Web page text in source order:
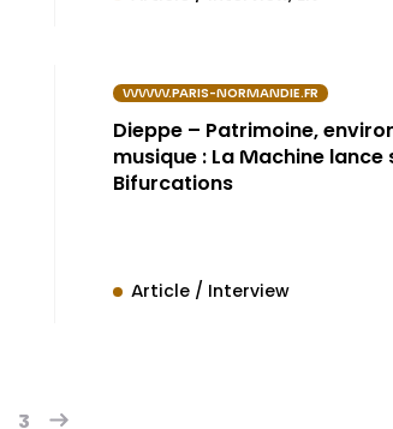
WWW.PARIS-NORMANDIE.FR
Dieppe – Patrimoine,
musique : La Machine lance
Bifurcations
Article / Interview
3